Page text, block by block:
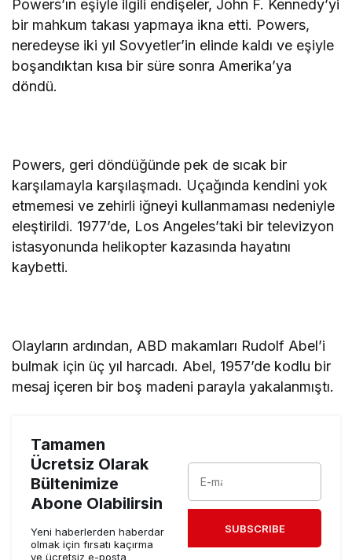
Powers’ın eşiyle ilgili endişeler, John F. Kennedy’yi
bir mahkum takası yapmaya ikna etti. Powers,
neredeyse iki yıl Sovyetler’in elinde kaldı ve eşiyle
boşandıktan kısa bir süre sonra Amerika’ya
döndü.
Powers, geri döndüğünde pek de sıcak bir
karşılamayla karşılaşmadı. Uçağında kendini yok
etmemesi ve zehirli iğneyi kullanmaması nedeniyle
eleştirildi. 1977’de, Los Angeles’taki bir televizyon
istasyonunda helikopter kazasında hayatını
kaybetti.
Olayların ardından, ABD makamları Rudolf Abel’i
bulmak için üç yıl harcadı. Abel, 1957’de kodlu bir
mesaj içeren bir boş madeni parayla yakalanmıştı.
Tamamen
Ücretsiz Olarak
Bültenimize
Abone Olabilirsin
Yeni haberlerden haberdar
olmak için fırsatı kaçırma
ve ücretsiz e-posta
SUBSCRIBE